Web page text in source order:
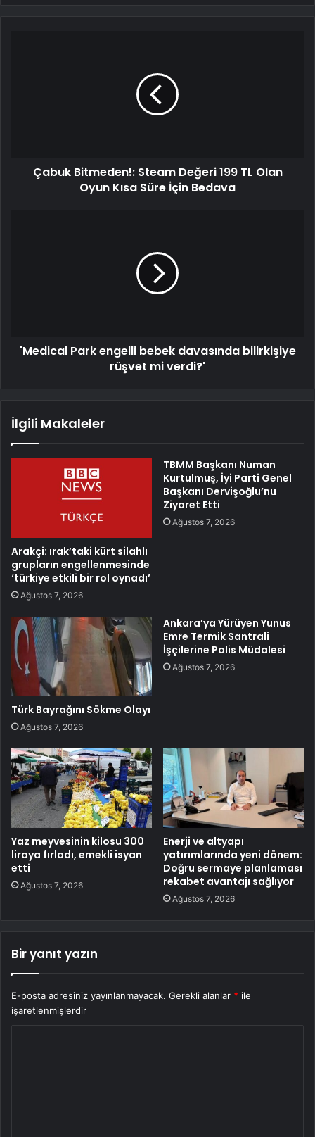
Çabuk Bitmeden!: Steam Değeri 199 TL Olan
Oyun Kısa Süre İçin Bedava
'Medical Park engelli bebek davasında bilirkişiye
rüşvet mi verdi?'
İlgili Makaleler
Arakçi: ırak’taki kürt silahlı
grupların engellenmesinde
‘türkiye etkili bir rol oynadı’
Ağustos 7, 2026
TBMM Başkanı Numan
Kurtulmuş, İyi Parti Genel
Başkanı Dervişoğlu’nu
Ziyaret Etti
Ağustos 7, 2026
Türk Bayrağını Sökme Olayı
Ağustos 7, 2026
Ankara’ya Yürüyen Yunus
Emre Termik Santrali
İşçilerine Polis Müdalesi
Ağustos 7, 2026
Yaz meyvesinin kilosu 300
liraya fırladı, emekli isyan
etti
Ağustos 7, 2026
Enerji ve altyapı
yatırımlarında yeni dönem:
Doğru sermaye planlaması
rekabet avantajı sağlıyor
Ağustos 7, 2026
Bir yanıt yazın
E-posta adresiniz yayınlanmayacak. Gerekli alanlar * ile
işaretlenmişlerdir